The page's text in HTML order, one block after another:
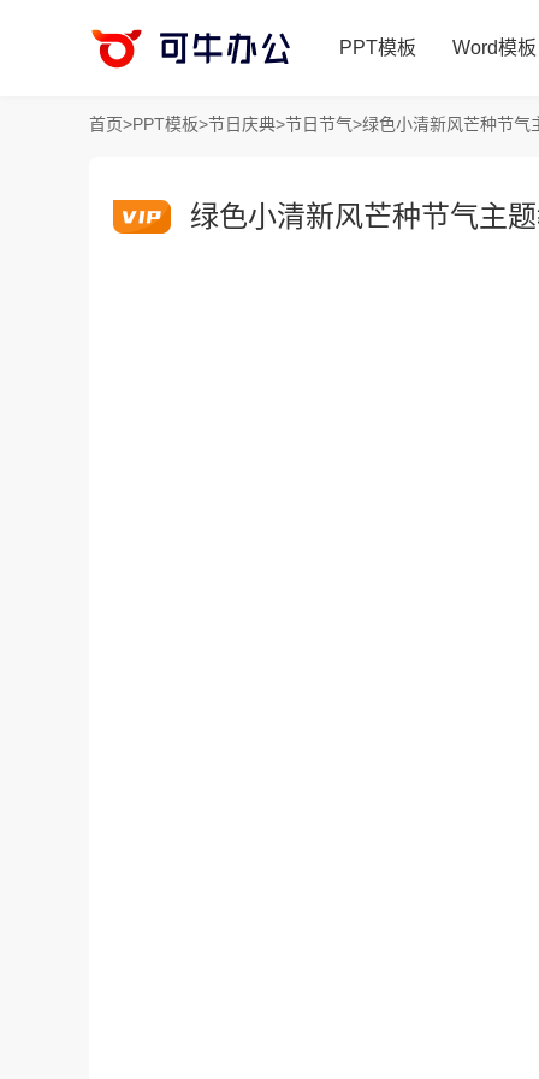
PPT模板 Word模板
首页>PPT模板>节日庆典>节日节气>绿色小清新风芒种节气
绿色小清新风芒种节气主